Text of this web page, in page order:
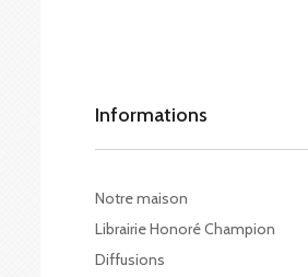
Informations
Notre maison
Librairie Honoré Champion
Diffusions